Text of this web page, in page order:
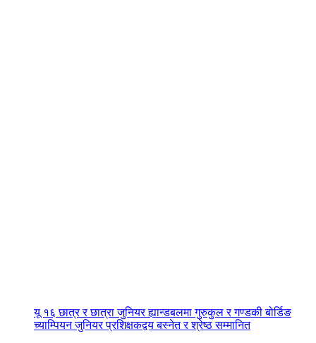
यू १६ छात्र र छात्रा जुनियर ह्यान्डबलमा गुरुकुल र गण्डकी बोर्डिङ
च्याम्पियन जुनियर प्रशिक्षकद्वय बस्नेत र श्रेष्ठ सम्मानित